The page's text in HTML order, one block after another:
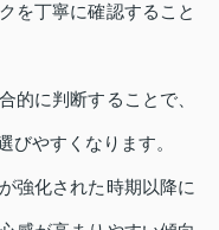
を丁寧に確認すること
的に判断することで、
びやすくなります。
強化された時期以降に